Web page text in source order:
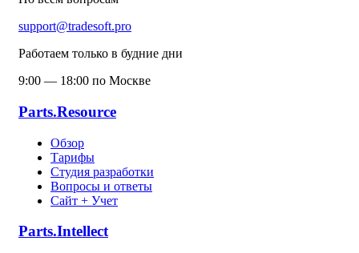
support@tradesoft.pro
Работаем только в будние дни
9:00 — 18:00 по Москве
Parts.Resource
Обзор
Тарифы
Студия разработки
Вопросы и ответы
Сайт + Учет
Parts.Intellect